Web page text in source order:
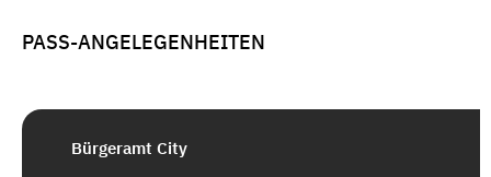
PASS-ANGELEGENHEITEN
Bürgeramt City